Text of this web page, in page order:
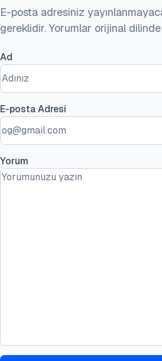
E-posta adresiniz
gereklidir. Yorumlar orijinal dilinde
Ad
E-posta Adresi
Yorum